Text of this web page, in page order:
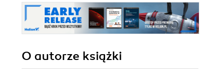
O autorze książki